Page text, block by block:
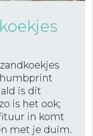
is dit
is het ook;
in komt
met je duim.